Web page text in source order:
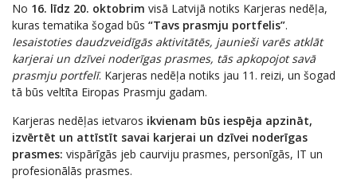
No 16. līdz 20. oktobrim visā Latvijā notiks Karjeras nedēļa,
kuras tematika šogad būs “Tavs prasmju portfelis”.
Iesaistoties daudzveidīgās aktivitātēs, jaunieši varēs atklāt
karjerai un dzīvei noderīgas prasmes, tās apkopojot savā
prasmju portfelī. Karjeras nedēļa notiks jau 11. reizi, un šogad
tā būs veltīta Eiropas Prasmju gadam.
Karjeras nedēļas ietvaros ikvienam būs iespēja apzināt,
izvērtēt un attīstīt savai karjerai un dzīvei noderīgas
prasmes: vispārīgās jeb caurviju prasmes, personīgās, IT un
profesionālās prasmes.